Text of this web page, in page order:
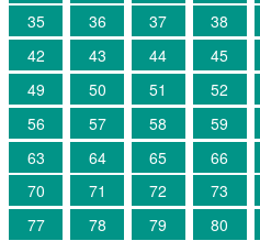
35
36 37 38
42
43 44 45
49
50 51 52
56
57 58 59
63
64 65 66
70
71 72 73
77
78 79 80